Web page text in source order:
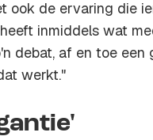
ook de ervaring die
inmiddels wat
debat, af en toe een
werkt."